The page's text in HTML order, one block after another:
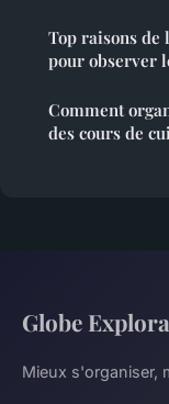
Top raisons de
pour observer
Comment
des cours de
Globe
Mieux s'organiser,